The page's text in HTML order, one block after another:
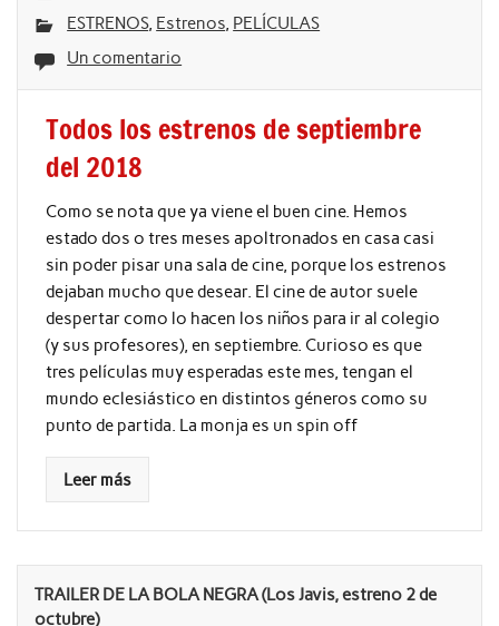
ESTRENOS, Estrenos, PELÍCULAS
Un comentario
Todos los estrenos de septiembre
del 2018
Como se nota que ya viene el buen cine. Hemos
estado dos o tres meses apoltronados en casa casi
sin poder pisar una sala de cine, porque los estrenos
dejaban mucho que desear. El cine de autor suele
despertar como lo hacen los niños para ir al colegio
(y sus profesores), en septiembre. Curioso es que
tres películas muy esperadas este mes, tengan el
mundo eclesiástico en distintos géneros como su
punto de partida. La monja es un spin off
Leer más
TRAILER DE LA BOLA NEGRA (Los Javis, estreno 2 de
octubre)